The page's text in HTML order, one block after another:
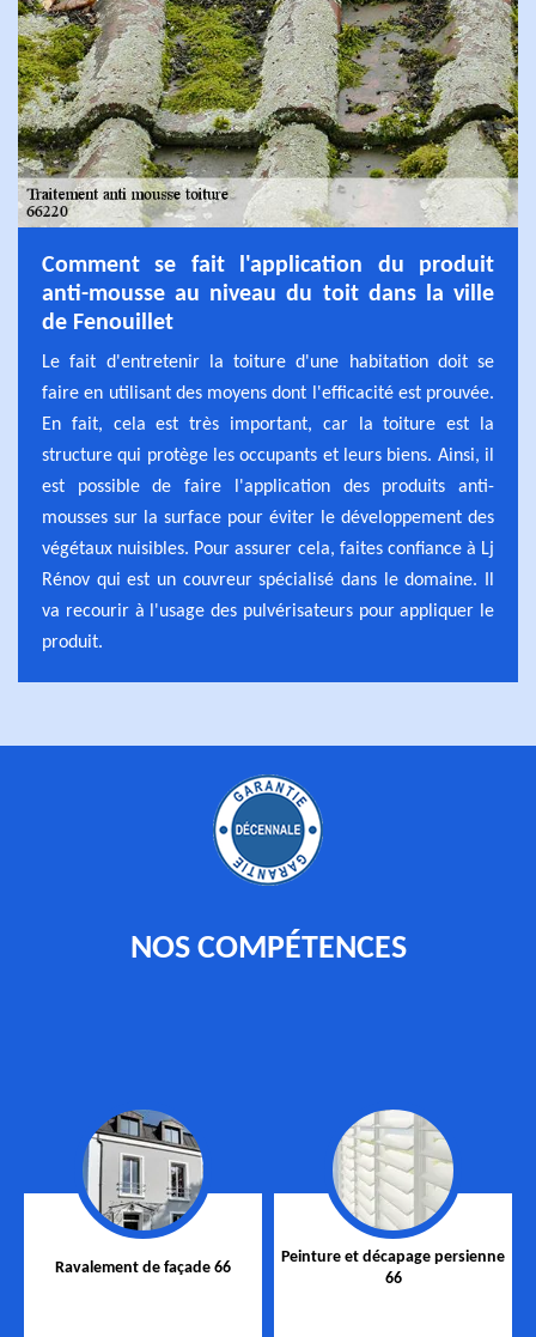
Comment se fait l'application du produit
anti-mousse au niveau du toit dans la ville
de Fenouillet
Le fait d'entretenir la toiture d'une habitation doit se
faire en utilisant des moyens dont l'efficacité est prouvée.
En fait, cela est très important, car la toiture est la
structure qui protège les occupants et leurs biens. Ainsi, il
est possible de faire l'application des produits anti-
mousses sur la surface pour éviter le développement des
végétaux nuisibles. Pour assurer cela, faites confiance à Lj
Rénov qui est un couvreur spécialisé dans le domaine. Il
va recourir à l'usage des pulvérisateurs pour appliquer le
produit.
NOS COMPÉTENCES
Ravalement de façade 66
Peinture et décapage persienne
66